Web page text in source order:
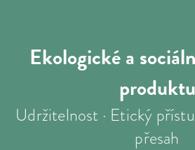
Ekologické a
produktu
Udržitelnost · Etický
přesah